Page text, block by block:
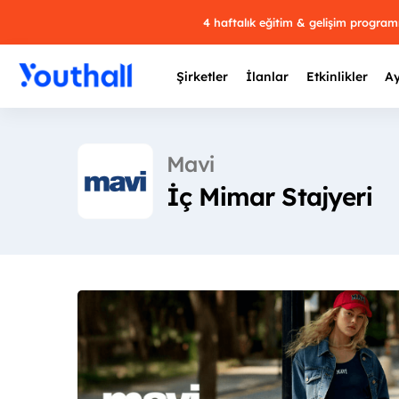
4 haftalık eğitim & gelişim
Şirketler İlanlar Etkinlikler
Mavi
İç Mimar Stajyeri